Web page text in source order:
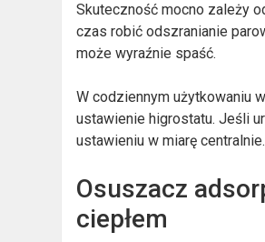
Skuteczność mocno zależy
czas robić odszranianie
może wyraźnie spaść.
W codziennym użytkowaniu
ustawienie higrostatu. Jeśli
ustawieniu w miarę centralnie.
Osuszacz
ciepłem